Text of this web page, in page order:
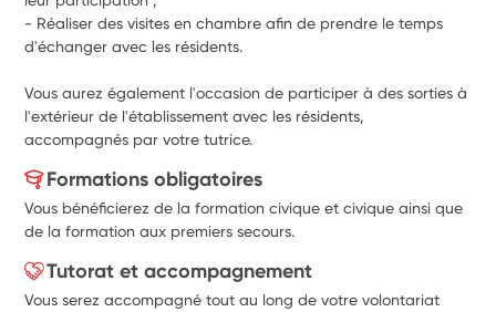
- Réaliser des visites en chambre afin de prendre le temps
d'échanger avec les résidents.
Vous aurez également l'occasion de participer à des sorties à
l'extérieur de l'établissement avec les résidents,
accompagnés par votre tutrice.
Formations obligatoires
Vous bénéficierez de la formation civique et civique ainsi que
de la formation aux premiers secours.
Tutorat et accompagnement
Vous serez accompagné tout au long de votre volontariat